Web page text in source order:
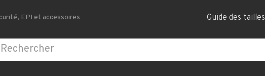
EPI et accessoires Guide des tailles